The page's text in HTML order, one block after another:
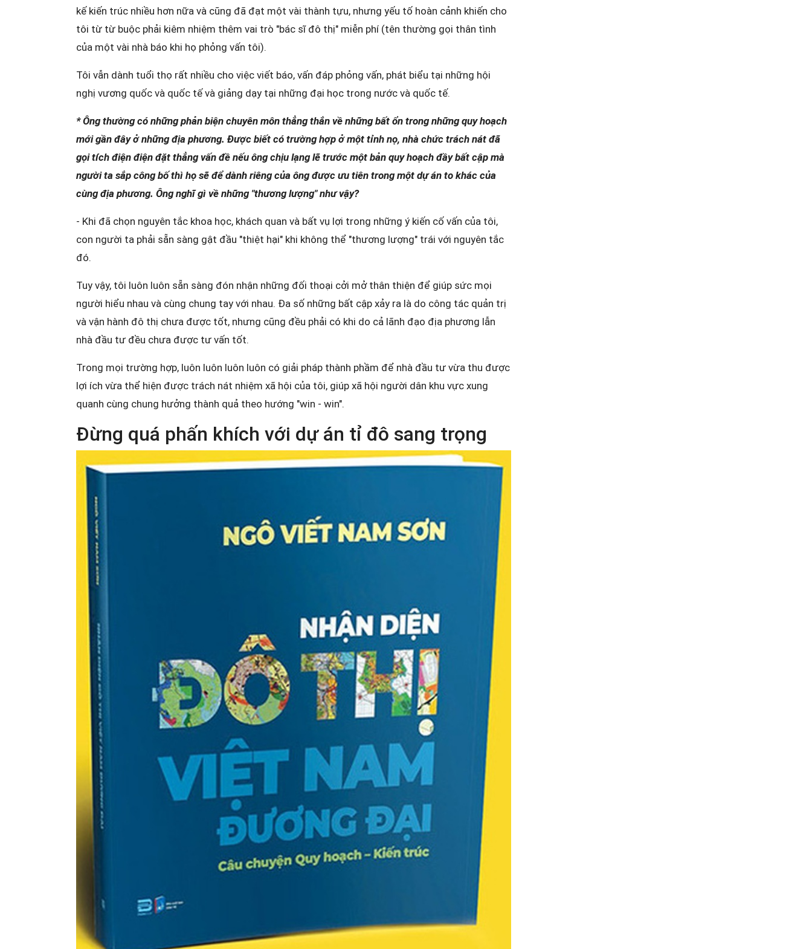
kế kiến trúc nhiều hơn nữa và cũng đã đạt một vài thành tựu, nhưng yếu tố hoàn cảnh khiến cho
tôi từ từ buộc phải kiêm nhiệm thêm vai trò "bác sĩ đô thị" miễn phí (tên thường gọi thân tình
của một vài nhà báo khi họ phỏng vấn tôi).
Tôi vẫn dành tuổi thọ rất nhiều cho việc viết báo, vấn đáp phỏng vấn, phát biểu tại những hội
nghị vương quốc và quốc tế và giảng dạy tại những đại học trong nước và quốc tế.
* Ông thường có những phản biện chuyên môn thẳng thắn về những bất ổn trong những quy hoạch
mới gần đây ở những địa phương. Được biết có trường hợp ở một tỉnh nọ, nhà chức trách nát đã
gọi tích điện điện đặt thẳng vấn đề nếu ông chịu lạng lẽ trước một bản quy hoạch đầy bất cập mà
người ta sắp công bố thì họ sẽ để dành riêng của ông được ưu tiên trong một dự án to khác của
cùng địa phương. Ông nghĩ gì về những "thương lượng" như vậy?
- Khi đã chọn nguyên tắc khoa học, khách quan và bất vụ lợi trong những ý kiến cố vấn của tôi,
con người ta phải sẵn sàng gật đầu "thiệt hại" khi không thể "thương lượng" trái với nguyên tắc
đó.
Tuy vậy, tôi luôn luôn sẵn sàng đón nhận những đối thoại cởi mở thân thiện để giúp sức mọi
người hiểu nhau và cùng chung tay với nhau. Đa số những bất cập xảy ra là do công tác quản trị
và vận hành đô thị chưa được tốt, nhưng cũng đều phải có khi do cả lãnh đạo địa phương lẫn
nhà đầu tư đều chưa được tư vấn tốt.
Trong mọi trường hợp, luôn luôn luôn luôn có giải pháp thành phầm để nhà đầu tư vừa thu được
lợi ích vừa thể hiện được trách nát nhiệm xã hội của tôi, giúp xã hội người dân khu vực xung
quanh cùng chung hưởng thành quả theo hướng "win - win".
Đừng quá phấn khích với dự án tỉ đô sang trọng